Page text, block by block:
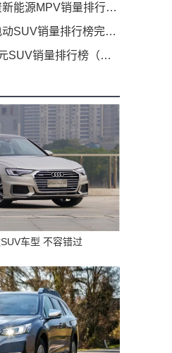
销量排行榜完整版(零售量
销量排行榜完整版(零售量
销量排行榜（零售量）
车型 不容错过